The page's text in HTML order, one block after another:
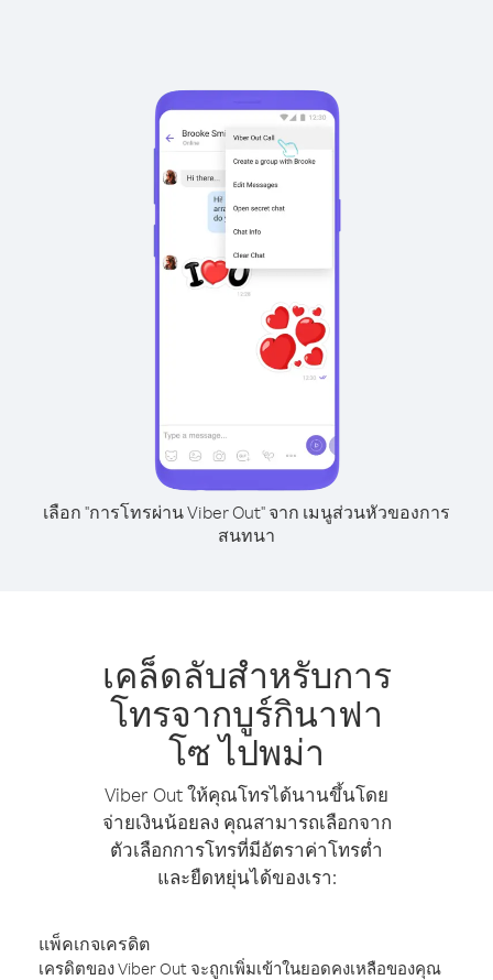
เลือก "การโทรผ่าน Viber Out" จาก เมนูส่วนหัวของการ
สนทนา
เคล็ดลับสำหรับการ
โทรจากบูร์กินาฟา
โซ ไปพม่า
Viber Out ให้คุณโทรได้นานขึ้นโดย
จ่ายเงินน้อยลง คุณสามารถเลือกจาก
ตัวเลือกการโทรที่มีอัตราค่าโทรต่ำ
และยืดหยุ่นได้ของเรา:
แพ็คเกจเครดิต
เครดิตของ Viber Out จะถูกเพิ่มเข้าในยอดคงเหลือของคุณ